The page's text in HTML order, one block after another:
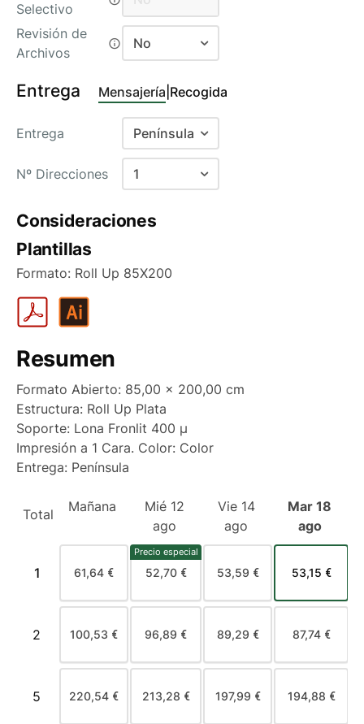
Polipropileno Trasera Gris
Selectivo
No
Relieve 2D
Revisión de
Archivos
No
Si
Entrega Mensajería Recogida
Entrega
Península
Baleares
Canarias Aéreo
Canarias Marítimo
Península antes de las 15:00
Nº Direcciones 1
1
3
7
8
9
Consideraciones
Plantillas
Formato: Roll Up 85X200
Resumen
Formato Abierto: 85,00 x 200,00 cm
Estructura: Roll Up Plata
Soporte: Lona Fronlit 400 µ
Impresión a 1 Cara. Color: Color
Entrega: Península
Total Mañana
Mié 12
ago
Vie 14
ago
Mar 18
ago
1 61,64 €
Precio especial
52,70 € 53,59 € 53,15 €
2 100,53 € 96,89 € 89,29 € 87,74 €
5 220,54 € 213,28 € 197,99 € 194,88 €